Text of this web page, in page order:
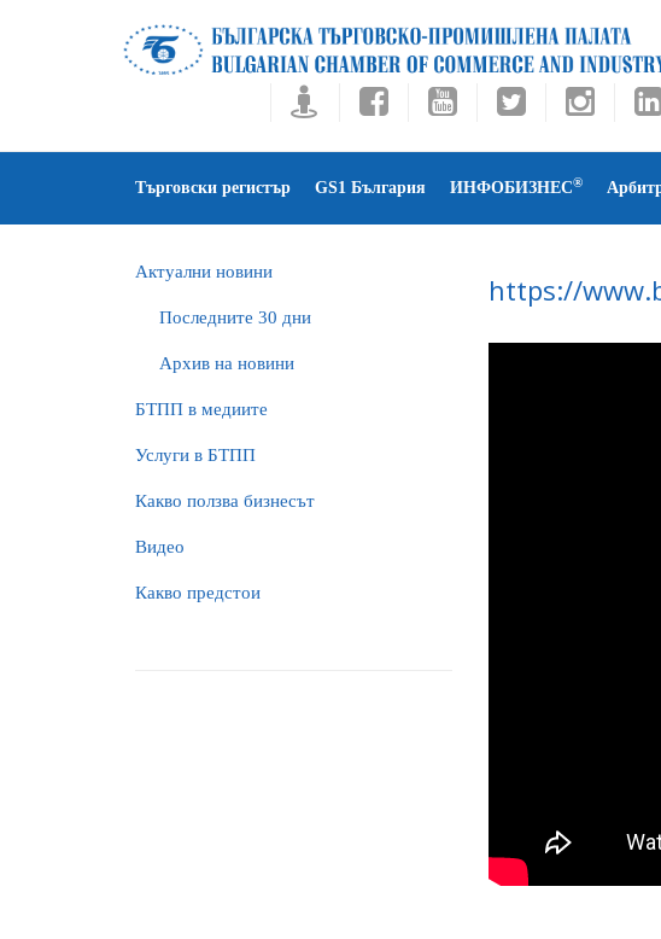
Търговски регистър GS1 България ИНФОБИЗНЕС®
Актуални новини
Последните 30 дни
Архив на новини
БTПП в медиите
Услуги в БТПП
Какво ползва бизнесът
Видео
Какво предстои
https://